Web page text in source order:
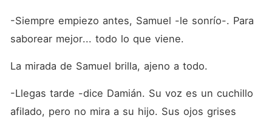
-Siempre empiezo antes, Samuel -le sonrío-. Para
saborear mejor... todo lo que viene.
La mirada de Samuel brilla, ajeno a todo.
-Llegas tarde -dice Damián. Su voz es un cuchillo
afilado, pero no mira a su hijo. Sus ojos grises